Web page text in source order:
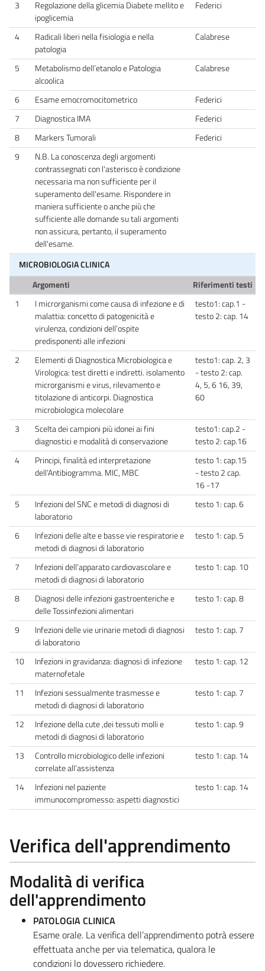
3
Regolazione della glicemia Diabete mellito e
ipoglicemia
Federici
4
Radicali liberi nella fisiologia e nella
patologia
Calabrese
5
Metabolismo dell’etanolo e Patologia
alcoolica
Calabrese
6 Esame emocromocitometrico
Federici
7
Diagnostica IMA
Federici
8
Markers Tumorali
Federici
9
N.B. La conoscenza degli argomenti
contrassegnati con l'asterisco è condizione
necessaria ma non sufficiente per il
superamento dell'esame. Rispondere in
maniera sufficiente o anche più che
sufficiente alle domande su tali argomenti
non assicura, pertanto, il superamento
dell'esame.
MICROBIOLOGIA CLINICA
Argomenti
Riferimenti testi
1
I microrganismi come causa di infezione e di
malattia: concetto di patogenicità e
virulenza, condizioni dell’ospite
predisponenti alle infezioni
testo1: cap.1 -
testo 2: cap. 14
2
Elementi di Diagnostica Microbiologica e
Virologica: test diretti e indiretti. isolamento
microrganismi e virus, rilevamento e
titolazione di anticorpi. Diagnostica
microbiologica molecolare
testo1: cap. 2, 3
- testo 2: cap.
4, 5, 6 16, 39,
60
3
Scelta dei campioni più idonei ai fini
diagnostici e modalità di conservazione
testo1: cap.2 -
testo 2: cap.16
4
Principi, finalità ed interpretazione
dell’Antibiogramma. MIC, MBC
testo 1: cap.15
- testo 2 cap.
16 -17
5
Infezioni del SNC e metodi di diagnosi di
laboratorio
testo 1: cap. 6
6
Infezioni delle alte e basse vie respiratorie e
metodi di diagnosi di laboratorio
testo 1: cap. 5
7
Infezioni dell’apparato cardiovascolare e
metodi di diagnosi di laboratorio
testo 1: cap. 10
8
Diagnosi delle infezioni gastroenteriche e
delle Tossinfezioni alimentari
testo 1: cap. 8
9
Infezioni delle vie urinarie metodi di diagnosi
di laboratorio
testo 1: cap. 7
10
Infezioni in gravidanza: diagnosi di infezione
maternofetale
testo 1: cap. 12
11
Infezioni sessualmente trasmesse e
metodi di diagnosi di laboratorio
testo 1: cap. 7
12
Infezione della cute ,dei tessuti molli e
metodi di diagnosi di laboratorio
testo 1: cap. 9
13
Controllo microbiologico delle infezioni
correlate all’assistenza
testo 1: cap. 14
14
Infezioni nel paziente
immunocompromesso: aspetti diagnostici
testo 1: cap. 14
Verifica dell'apprendimento
Modalità di verifica
dell'apprendimento
PATOLOGIA CLINICA
Esame orale. La verifica dell’apprendimento potrà essere
effettuata anche per via telematica, qualora le
condizioni lo dovessero richiedere.